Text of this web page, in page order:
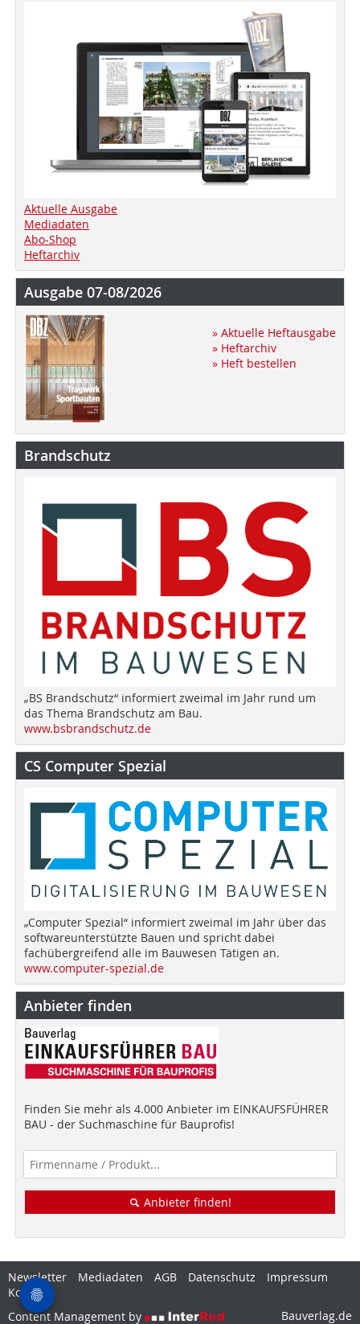
Aktuelle Ausgabe
Mediadaten
Abo-Shop
Heftarchiv
Ausgabe 07-08/2026
» Aktuelle Heftausgabe
» Heftarchiv
» Heft bestellen
Brandschutz
„BS Brandschutz“ informiert zweimal im Jahr rund um
das Thema Brandschutz am Bau.
www.bsbrandschutz.de
CS Computer Spezial
„Computer Spezial“ informiert zweimal im Jahr über das
softwareunterstützte Bauen und spricht dabei
fachübergreifend alle im Bauwesen Tätigen an.
www.computer-spezial.de
Anbieter finden
Finden Sie mehr als 4.000 Anbieter im EINKAUFSFÜHRER
BAU - der Suchmaschine für Bauprofis!
Anbieter finden!
Newsletter Mediadaten AGB Datenschutz
Impressum
Kontakt
Content Management by
Bauverlag.de